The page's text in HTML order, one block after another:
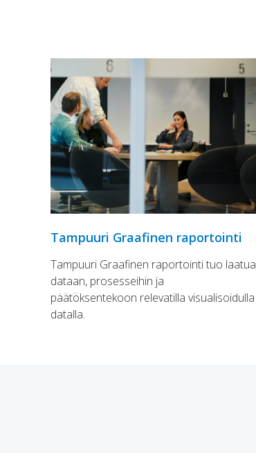
Tampuuri Graafinen raportointi
Tampuuri Graafinen raportointi tuo laatua
dataan, prosesseihin ja
päätöksentekoon relevatilla visualisoidulla
datalla.